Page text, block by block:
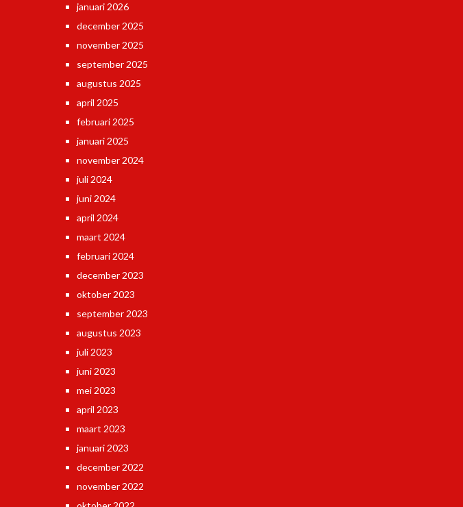
januari 2026
december 2025
november 2025
september 2025
augustus 2025
april 2025
februari 2025
januari 2025
november 2024
juli 2024
juni 2024
april 2024
maart 2024
februari 2024
december 2023
oktober 2023
september 2023
augustus 2023
juli 2023
juni 2023
mei 2023
april 2023
maart 2023
januari 2023
december 2022
november 2022